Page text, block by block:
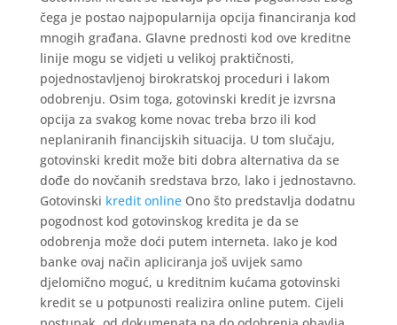
čega je postao najpopularnija opcija financiranja kod
mnogih građana. Glavne prednosti kod ove kreditne
linije mogu se vidjeti u velikoj praktičnosti,
pojednostavljenoj birokratskoj proceduri i lakom
odobrenju. Osim toga, gotovinski kredit je izvrsna
opcija za svakog kome novac treba brzo ili kod
neplaniranih financijskih situacija. U tom slučaju,
gotovinski kredit može biti dobra alternativa da se
dođe do novčanih sredstava brzo, lako i jednostavno.
Gotovinski kredit onlineOno što predstavlja dodatnu
pogodnost kod gotovinskog kredita je da se
odobrenja može doći putem interneta. Iako je kod
banke ovaj način apliciranja još uvijek samo
djelomično moguć, u kreditnim kućama gotovinski
kredit se u potpunosti realizira online putem. Cijeli